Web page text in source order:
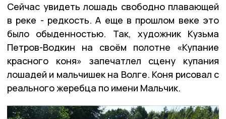
Сейчас увидеть лошадь свободно плавающей
в реке - редкость. А еще в прошлом веке это
было обыденностью. Так, художник Кузьма
Петров-Водкин на своём полотне «Купание
красного коня» запечатлел сцену купания
лошадей и мальчишек на Волге. Коня рисовал с
реального жеребца по имени Мальчик.